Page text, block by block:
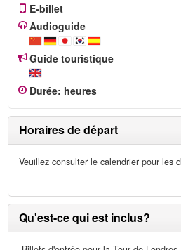
E-billet
Audioguide
Guide touristique
Durée: heures
Horaires de départ
Veuillez consulter le calendrier pour les
Qu'est-ce qui est inclus?